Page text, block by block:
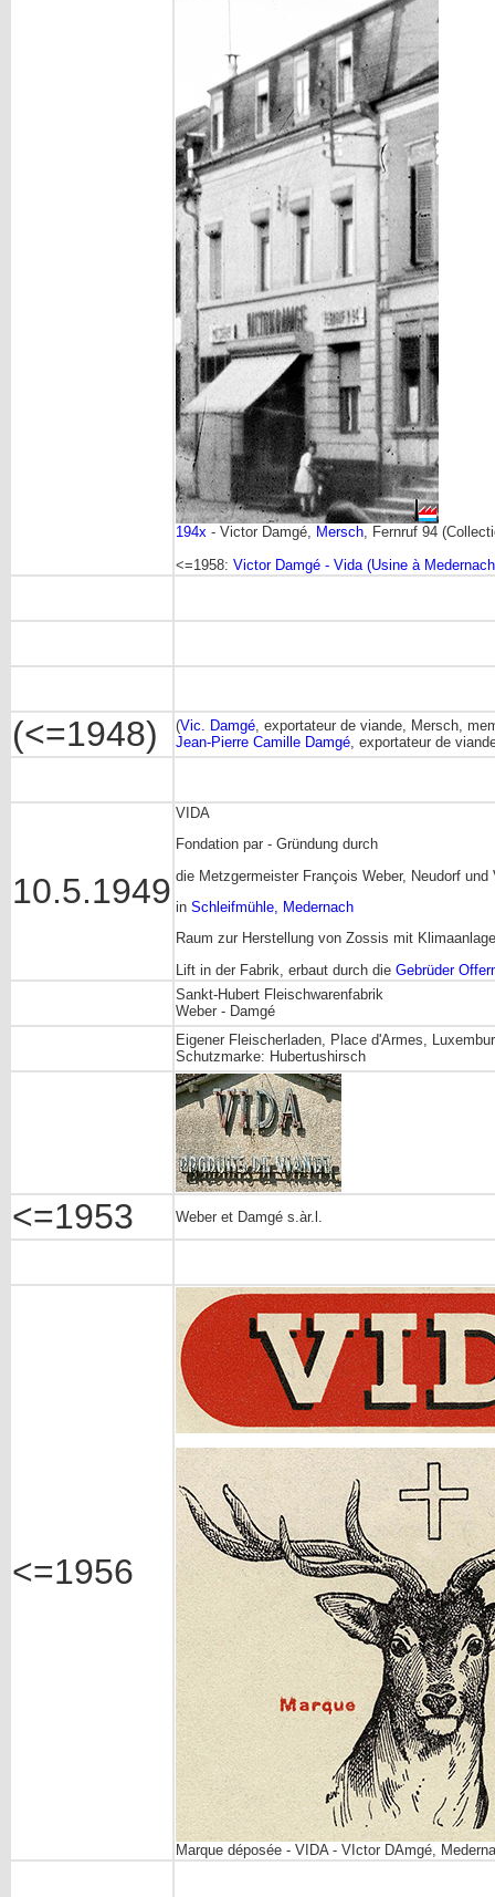
194x - Victor Damgé, Mersch, Fernruf 94
<=1958: Victor Damgé - Vida (Usine à
(<=1948) (Vic. Damgé, exportateur de viande, Mersch,
Jean-Pierre Camille Damgé, exportateur de
10.5.1949
VIDA
Fondation par - Gründung durch
die Metzgermeister François Weber, Neudorf
in Schleifmühle, Medernach
Raum zur Herstellung von Zossis mit
Lift in der Fabrik, erbaut durch die Gebrüder
Sankt-Hubert Fleischwarenfabrik
Weber - Damgé
Eigener Fleischerladen, Place d'Armes,
Schutzmarke: Hubertushirsch
<=1953 Weber et Damgé s.àr.l.
<=1956
Marque déposée - VIDA - VIctor DAmgé,